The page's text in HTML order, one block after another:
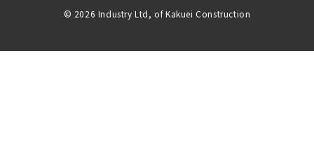
© 2026 Industry Ltd, of Kakuei Construction